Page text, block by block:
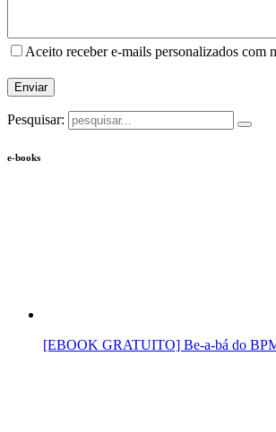
Aceito receber e-mails personalizados com
Pesquisar:
e-books
[EBOOK GRATUITO] Be-a-bá do